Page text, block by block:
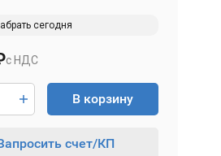
сегодня
с НДС
В корзину
счет/КП